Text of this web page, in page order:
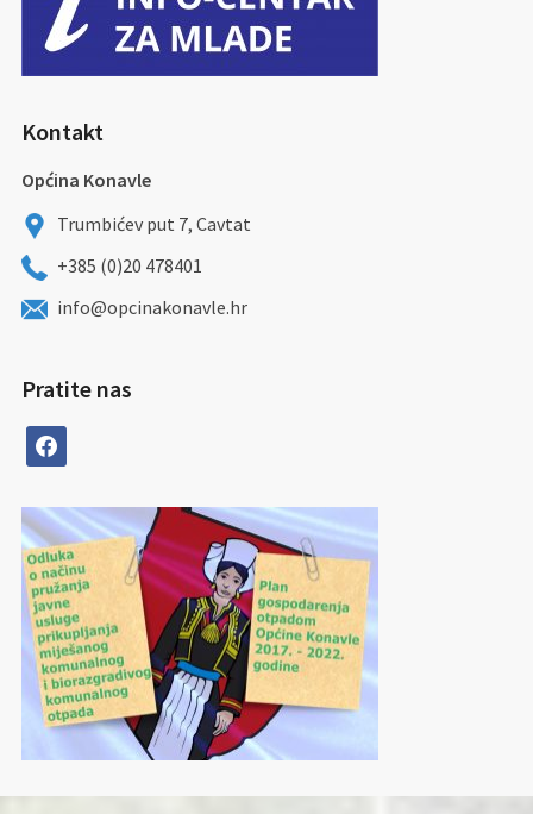
Kontakt
Općina Konavle
Trumbićev put 7, Cavtat
+385 (0)20 478401
info@opcinakonavle.hr
Pratite nas
facebook